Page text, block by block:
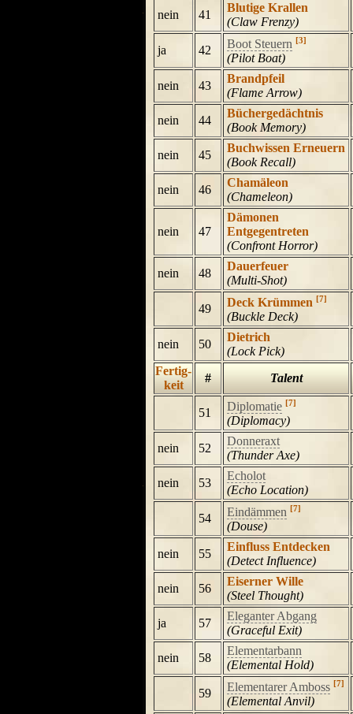
nein 41
Blutige Krallen
(Claw Frenzy)
ja 42 Boot Steuern [3]
(Pilot Boat)
nein 43
Brandpfeil
(Flame Arrow)
nein 44
Büchergedächtnis
(Book Memory)
nein 45
Buchwissen Erneuern
(Book Recall)
nein 46
Chamäleon
(Chameleon)
nein 47
Dämonen
Entgegentreten
(Confront Horror)
nein 48
Dauerfeuer
(Multi-Shot)
49 Deck Krümmen [7]
(Buckle Deck)
nein 50
Dietrich
(Lock Pick)
Fertig-
keit
# Talent
51 Diplomatie [7]
(Diplomacy)
nein 52
Donneraxt
(Thunder Axe)
nein 53
Echolot
(Echo Location)
54 Eindämmen [7]
(Douse)
nein 55
Einfluss Entdecken
(Detect Influence)
nein 56
Eiserner Wille
(Steel Thought)
ja 57
Eleganter Abgang
(Graceful Exit)
nein 58
Elementarbann
(Elemental Hold)
59 Elementarer Amboss [7]
(Elemental Anvil)